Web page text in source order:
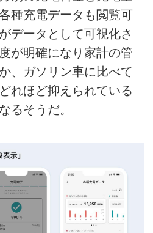
種充電データも閲覧可
データとして可視化さ
が明確になり家計の管
、ガソリン車に比べて
れほど抑えられている
るそうだ。